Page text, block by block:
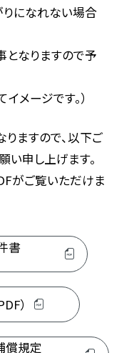
になれない場合
なりますので予
メージです。）
ますので、以下ご
い申し上げます。
がご覧いただけま
書
）
償規定